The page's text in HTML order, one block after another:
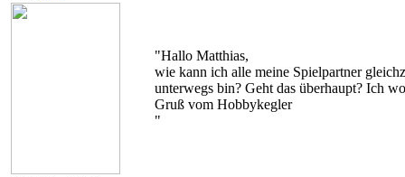
"Hallo Matthias,
wie kann ich alle meine Spielpartner
unterwegs bin? Geht das überhaupt? Ich
Gruß vom Hobbykegler
"